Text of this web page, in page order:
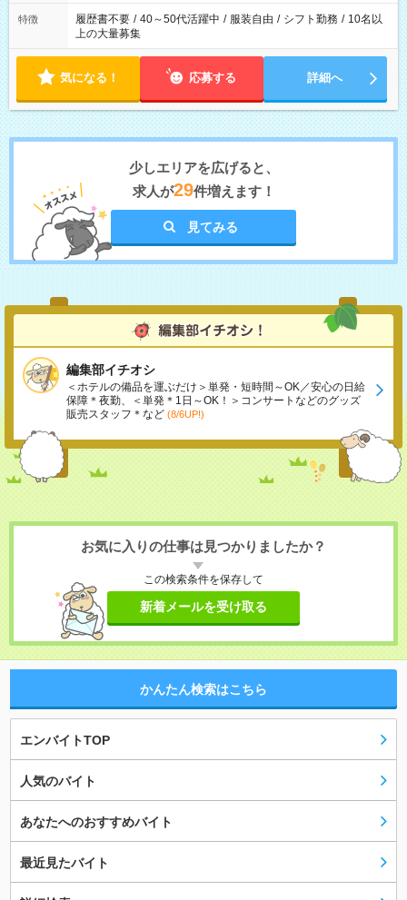
特徴 履歴書不要 / 40～50代活躍中 / 服装自由 / シフト勤務 / 10名以
上の大量募集
気になる！ 応募する 詳細へ
少しエリアを広げると、
求人が29件増えます！
見てみる
編集部イチオシ
＜ホテルの備品を運ぶだけ＞単発・短時間～OK／安心の日給
保障＊夜勤、＜単発＊1日～OK！＞コンサートなどのグッズ
販売スタッフ＊など (8/6UP!)
お気に入りの仕事は見つかりましたか？
この検索条件を保存して
新着メールを受け取る
かんたん検索はこちら
エンバイトTOP
人気のバイト
あなたへのおすすめバイト
最近見たバイト